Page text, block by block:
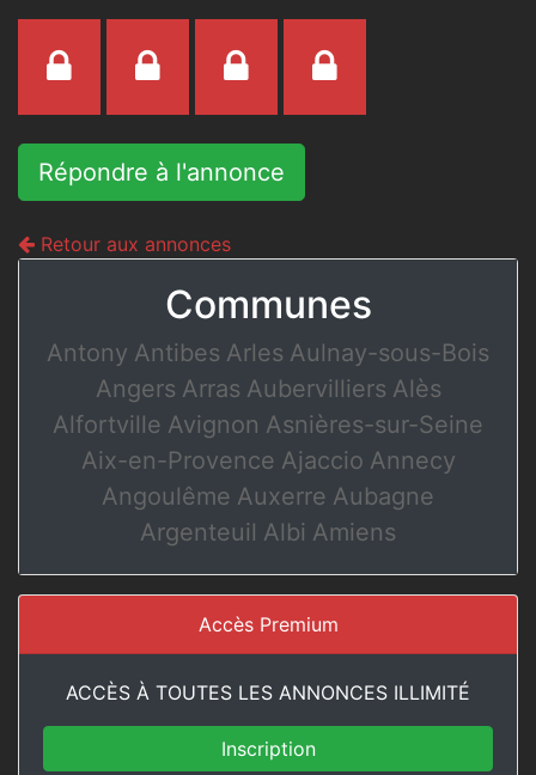
Répondre à l'annonce
Retour aux annonces
Communes
Antony Antibes Arles Aulnay-sous-Bois
Angers Arras Aubervilliers Alès
Alfortville Avignon Asnières-sur-Seine
Aix-en-Provence Ajaccio Annecy
Angoulême Auxerre Aubagne
Argenteuil Albi Amiens
Accès Premium
ACCÈS À TOUTES LES ANNONCES ILLIMITÉ
Inscription